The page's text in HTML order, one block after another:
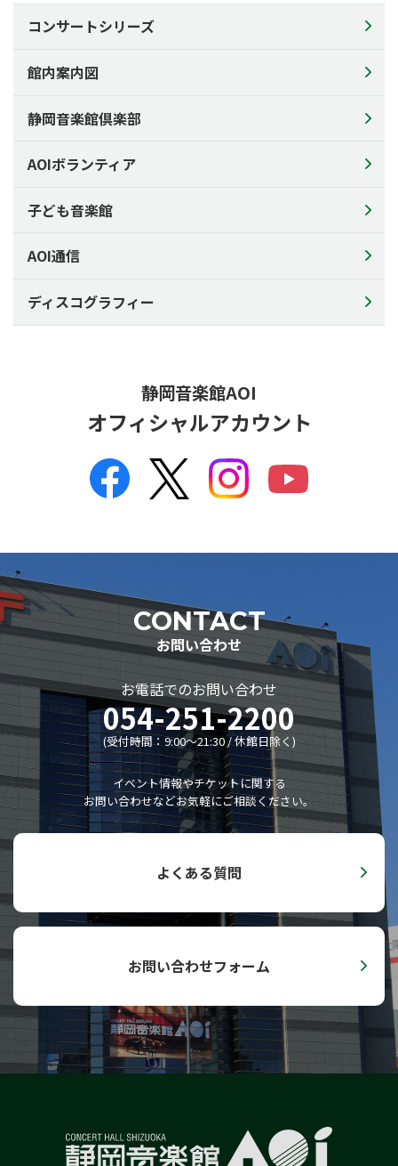
アクセス
ご利用料金
資料ダウンロード
AOIについて
コンセプト
静岡音楽館倶楽部
AOIボランティア
AOIボランティア
ボランティアの活動
募集のお知らせ
子ども音楽館
子ども音楽館
0歳児からのファミリー･コンサート
子どものためのコンサート
AOI通信
プライバシーポリシー
サイトポリシー
SNSポリシー
コンサートシリーズ
館内案内図
静岡音楽館倶楽部
AOIボランティア
子ども音楽館
AOI通信
ディスコグラフィー
静岡音楽館AOI
オフィシャルアカウント
CONTACT
お問い合わせ
お電話でのお問い合わせ
054-251-2200
(受付時間：9:00〜21:30 / 休館日除く)
イベント情報やチケットに関する
お問い合わせなどお気軽にご相談ください。
よくある質問
お問い合わせフォーム